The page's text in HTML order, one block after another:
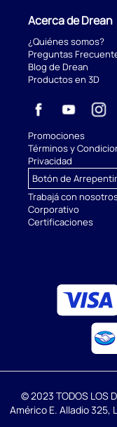
Acerca de Drean
¿Quiénes somos?
Preguntas
Blog de Drean
Productos en 3D
Promociones
Términos y
Privacidad
Botón de
Trabajá con
Corporativo
Certificaciones
© 2023 TODOS LOS
Américo E. Alladio 325,